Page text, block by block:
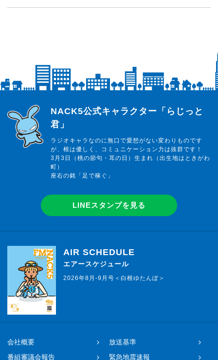
らじっと君
NACK5公式キャラクター「らじっと
君」
ラジオキャラなのに無口で愛想がない変わりものです
が、根は優しく、コミュニケーション力は抜群です！
3月3日（桃の節句・耳の日）生まれ（出生地はときがわ
町）
座右の銘「足で稼ぐ」
LINEスタンプを見る
AIR SCHEDULE
エアースケジュール
2026年8月-9月号＜白根ゆたんぽ＞
会社概要
放送基準
番組審議会報告
緊急地震速報